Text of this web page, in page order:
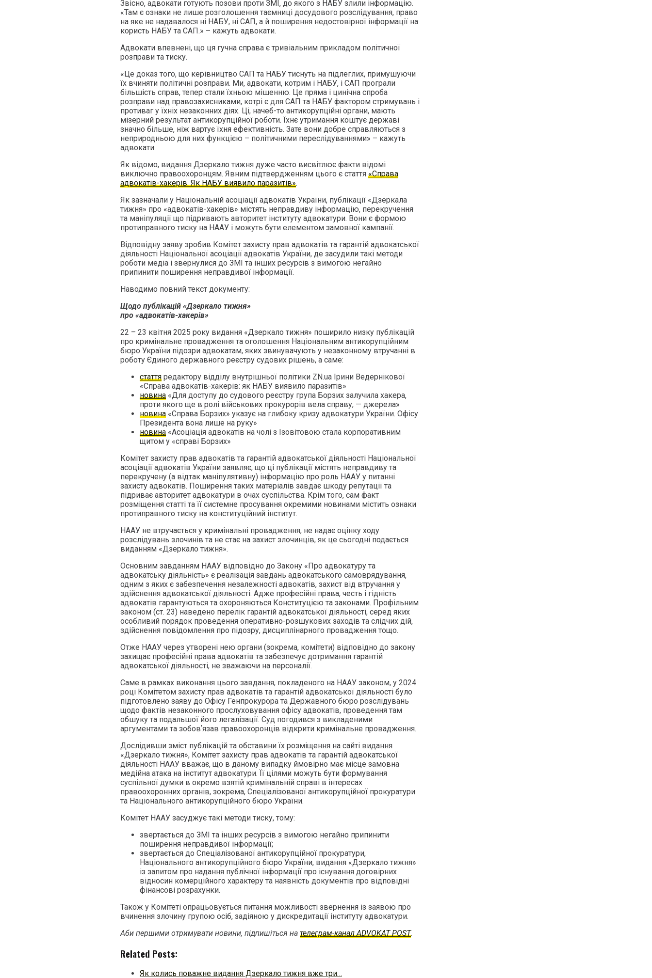
Звісно, адвокати готують позови проти ЗМІ, до якого з НАБУ злили інформацію.
«Там є ознаки не лише розголошення таємниці досудового розслідування, право
на яке не надавалося ні НАБУ, ні САП, а й поширення недостовірної інформації на
користь НАБУ та САП.» – кажуть адвокати.
Адвокати впевнені, що ця гучна справа є тривіальним прикладом політичної
розправи та тиску.
«Це доказ того, що керівництво САП та НАБУ тиснуть на підлеглих, примушуючи
їх вчиняти політичні розправи. Ми, адвокати, котрим і НАБУ, і САП програли
більшість справ, тепер стали їхньою мішенню. Це пряма і цинічна спроба
розправи над правозахисниками, котрі є для САП та НАБУ фактором стримувань і
противаг у їхніх незаконних діях. Ці, начеб-то антикорупційні органи, мають
мізерний результат антикорупційної роботи. Їхнє утримання коштує державі
значно більше, ніж вартує їхня ефективність. Зате вони добре справляються з
неприродньою для них функцією – політичними переслідуваннями» – кажуть
адвокати.
Як відомо, видання Дзеркало тижня дуже часто висвітлює факти відомі
виключно правоохоронцям. Явним підтвердженням цього є стаття «Справа
адвокатів-хакерів. Як НАБУ виявило паразитів».
Як зазначали у Національній асоціації адвокатів України, публікації «Дзеркала
тижня» про «адвокатів-хакерів» містять неправдиву інформацію, перекручення
та маніпуляції що підривають авторитет інституту адвокатури. Вони є формою
протиправного тиску на НААУ і можуть бути елементом замовної кампанії.
Відповідну заяву зробив Комітет захисту прав адвокатів та гарантій адвокатської
діяльності Національної асоціації адвокатів України, де засудили такі методи
роботи медіа і звернулися до ЗМІ та інших ресурсів з вимогою негайно
припинити поширення неправдивої інформації.
Наводимо повний текст документу:
Щодо публікацій «Дзеркало тижня»
про «адвокатів-хакерів»
22 – 23 квітня 2025 року видання «Дзеркало тижня» поширило низку публікацій
про кримінальне провадження та оголошення Національним антикорупційним
бюро України підозри адвокатам, яких звинувачують у незаконному втручанні в
роботу Єдиного державного реєстру судових рішень, а саме:
стаття редактору відділу внутрішньої політики ZN.ua Ірини Ведернікової
«Справа адвокатів-хакерів: як НАБУ виявило паразитів»
новина «Для доступу до судового реєстру група Борзих залучила хакера,
проти якого ще в ролі військових прокурорів вела справу, — джерела»
новина «Справа Борзих» указує на глибоку кризу адвокатури України. Офісу
Президента вона лише на руку»
новина «Асоціація адвокатів на чолі з Ізовітовою стала корпоративним
щитом у «справі Борзих»
Комітет захисту прав адвокатів та гарантій адвокатської діяльності Національної
асоціації адвокатів України заявляє, що ці публікації містять неправдиву та
перекручену (а відтак маніпулятивну) інформацію про роль НААУ у питанні
захисту адвокатів. Поширення таких матеріалів завдає шкоду репутації та
підриває авторитет адвокатури в очах суспільства. Крім того, сам факт
розміщення статті та її системне просування окремими новинами містить ознаки
протиправного тиску на конституційний інститут.
НААУ не втручається у кримінальні провадження, не надає оцінку ходу
розслідувань злочинів та не стає на захист злочинців, як це сьогодні подається
виданням «Дзеркало тижня».
Основним завданням НААУ відповідно до Закону «Про адвокатуру та
адвокатську діяльність» є реалізація завдань адвокатського самоврядування,
одним з яких є забезпечення незалежності адвокатів, захист від втручання у
здійснення адвокатської діяльності. Адже професійні права, честь і гідність
адвокатів гарантуються та охороняються Конституцією та законами. Профільним
законом (ст. 23) наведено перелік гарантій адвокатської діяльності, серед яких
особливий порядок проведення оперативно-розшукових заходів та слідчих дій,
здійснення повідомлення про підозру, дисциплінарного провадження тощо.
Отже НААУ через утворені нею органи (зокрема, комітети) відповідно до закону
захищає професійні права адвокатів та забезпечує дотримання гарантій
адвокатської діяльності, не зважаючи на персоналії.
Саме в рамках виконання цього завдання, покладеного на НААУ законом, у 2024
році Комітетом захисту прав адвокатів та гарантій адвокатської діяльності було
підготовлено заяву до Офісу Генпрокурора та Державного бюро розслідувань
щодо фактів незаконного прослуховування офісу адвокатів, проведення там
обшуку та подальшої його легалізації. Суд погодився з викладеними
аргументами та зобовʼязав правоохоронців відкрити кримінальне провадження.
Дослідивши зміст публікацій та обставини їх розміщення на сайті видання
«Дзеркало тижня», Комітет захисту прав адвокатів та гарантій адвокатської
діяльності НААУ вважає, що в даному випадку ймовірно має місце замовна
медійна атака на інститут адвокатури. Її цілями можуть бути формування
суспільної думки в окремо взятій кримінальній справі в інтересах
правоохоронних органів, зокрема, Спеціалізованої антикорупційної прокуратури
та Національного антикорупційного бюро України.
Комітет НААУ засуджує такі методи тиску, тому:
звертається до ЗМІ та інших ресурсів з вимогою негайно припинити
поширення неправдивої інформації;
звертається до Спеціалізованої антикорупційної прокуратури,
Національного антикорупційного бюро України, видання «Дзеркало тижня»
із запитом про надання публічної інформації про існування договірних
відносин комерційного характеру та наявність документів про відповідні
фінансові розрахунки.
Також у Комітеті опрацьовується питання можливості звернення із заявою про
вчинення злочину групою осіб, задіяною у дискредитації інституту адвокатури.
Аби першими отримувати новини, підпишіться на телеграм-канал ADVOKAT POST.
Related Posts:
Як колись поважне видання Дзеркало тижня вже три…